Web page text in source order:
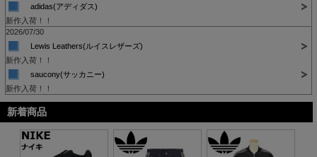
adidas(アディダス)
新作入荷！！
2026/07/30
Lewis Leathers(ルイスレザーズ)
新作入荷！！
saucony(サッカニー)
新作入荷！！
新着商品